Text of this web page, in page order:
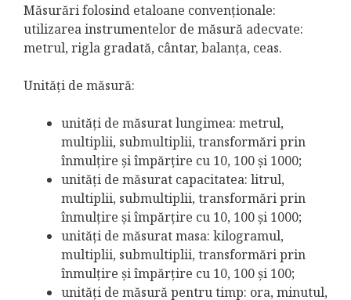
Măsurări folosind etaloane convenţionale:
utilizarea instrumentelor de măsură adecvate:
metrul, rigla gradată, cântar, balanţa, ceas.
Unităţi de măsură:
unităţi de măsurat lungimea: metrul,
multiplii, submultiplii, transformări prin
înmulţire şi împărţire cu 10, 100 şi 1000;
unităţi de măsurat capacitatea: litrul,
multiplii, submultiplii, transformări prin
înmulţire şi împărţire cu 10, 100 şi 1000;
unităţi de măsurat masa: kilogramul,
multiplii, submultiplii, transformări prin
înmulţire şi împărţire cu 10, 100 şi 100;
unităţi de măsură pentru timp: ora, minutul,